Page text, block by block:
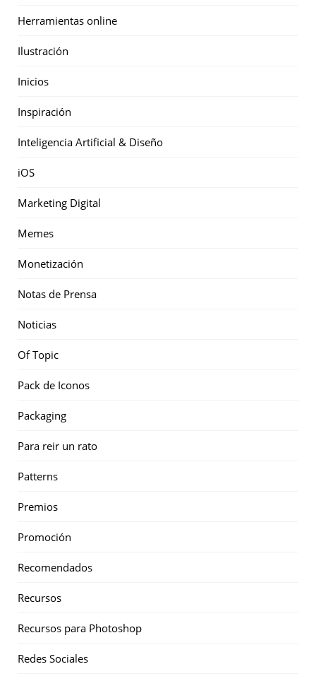
Herramientas online
Ilustración
Inicios
Inspiración
Inteligencia Artificial & Diseño
iOS
Marketing Digital
Memes
Monetización
Notas de Prensa
Noticias
Of Topic
Pack de Iconos
Packaging
Para reir un rato
Patterns
Premios
Promoción
Recomendados
Recursos
Recursos para Photoshop
Redes Sociales